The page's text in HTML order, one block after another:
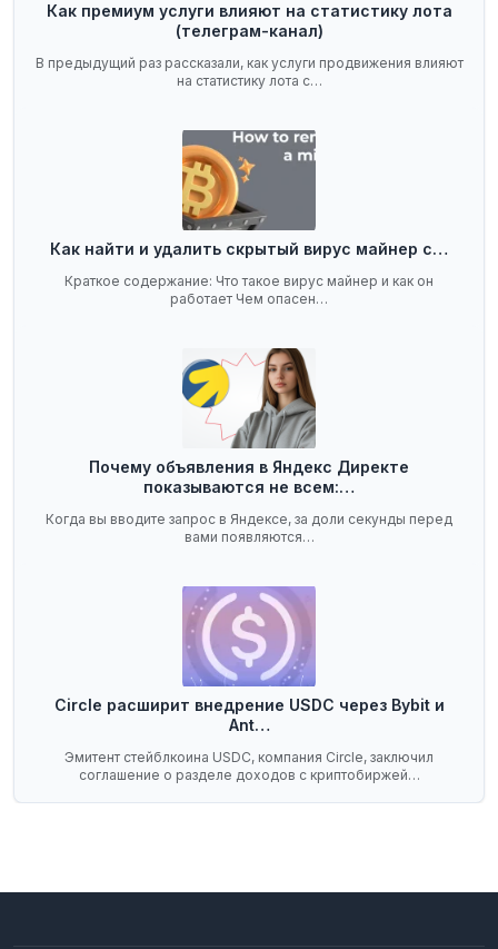
Как премиум услуги влияют на статистику лота
(телеграм-канал)
В предыдущий раз рассказали, как услуги продвижения влияют
на статистику лота с…
Как найти и удалить скрытый вирус майнер с…
Краткое содержание: Что такое вирус майнер и как он
работает Чем опасен…
Почему объявления в Яндекс Директе
показываются не всем:…
Когда вы вводите запрос в Яндексе, за доли секунды перед
вами появляются…
Circle расширит внедрение USDC через Bybit и
Ant…
Эмитент стейблкоина USDC, компания Circle, заключил
соглашение о разделе доходов с криптобиржей…